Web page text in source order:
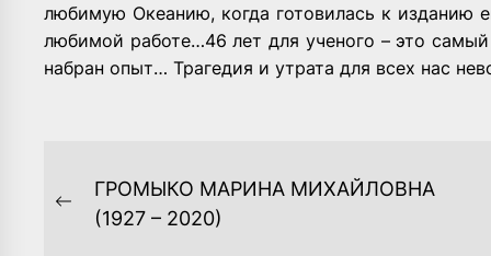
любимую Океанию, когда готовилась к изданию
любимой работе…46 лет для ученого – это
набран опыт… Трагедия и утрата для всех нас
НАВИГАЦИЯ
Previous
ГРОМЫКО МАРИНА МИХАЙЛОВНА
(1927 – 2020)